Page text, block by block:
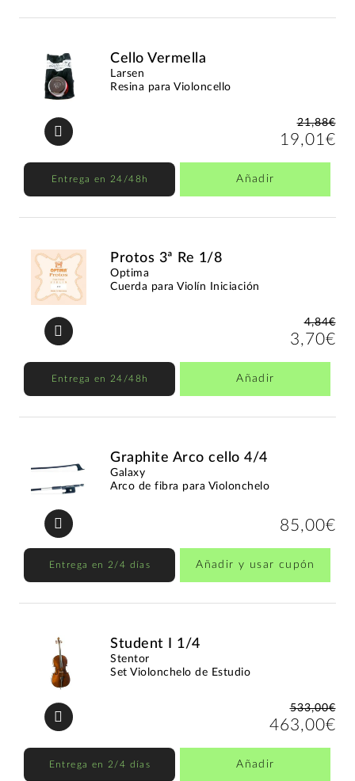
Cello Vermella
Larsen
Resina para Violoncello
21,88€
19,01€
Entrega en 24/48h Añadir
Protos 3ª Re 1/8
Optima
Cuerda para Violín Iniciación
4,84€
3,70€
Entrega en 24/48h Añadir
Graphite Arco cello 4/4
Galaxy
Arco de fibra para Violonchelo
85,00€
Entrega en 2/4 días Añadir y usar cupón
Student I 1/4
Stentor
Set Violonchelo de Estudio
533,00€
463,00€
Entrega en 2/4 días Añadir